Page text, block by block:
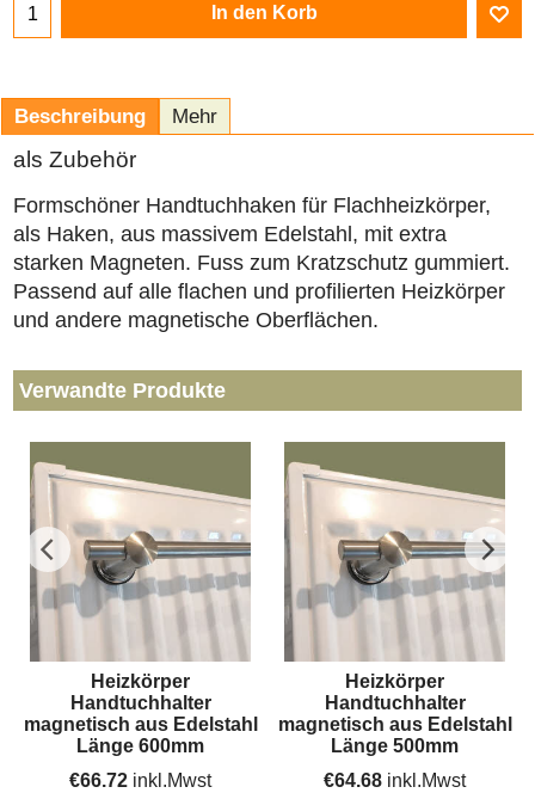
In den Korb
Beschreibung Mehr
als Zubehör
Formschöner Handtuchhaken für Flachheizkörper,
als Haken, aus massivem Edelstahl, mit extra
starken Magneten. Fuss zum Kratzschutz gummiert.
Passend auf alle flachen und profilierten Heizkörper
und andere magnetische Oberflächen.
Verwandte Produkte
Heizkörper
Handtuchhalter
magnetisch aus Edelstahl
Länge 600mm
€66.72 inkl.Mwst
Heizkörper
Handtuchhalter
magnetisch aus Edelstahl
Länge 500mm
€64.68 inkl.Mwst